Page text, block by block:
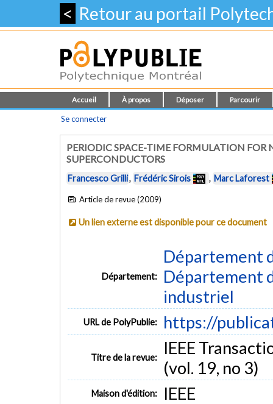
< Retour au portail
Accueil À propos Déposer Parcourir
Se connecter
PERIODIC SPACE-TIME FORMULATION
SUPERCONDUCTORS
Francesco Grilli, Frédéric Sirois , Marc Laforest
Article de revue (2009)
Un lien externe est disponible pour ce document
Département:
Département
Département
industriel
URL de PolyPublie: https://
Titre de la revue:
IEEE
(vol. 19, no 3)
Maison d'édition: IEEE